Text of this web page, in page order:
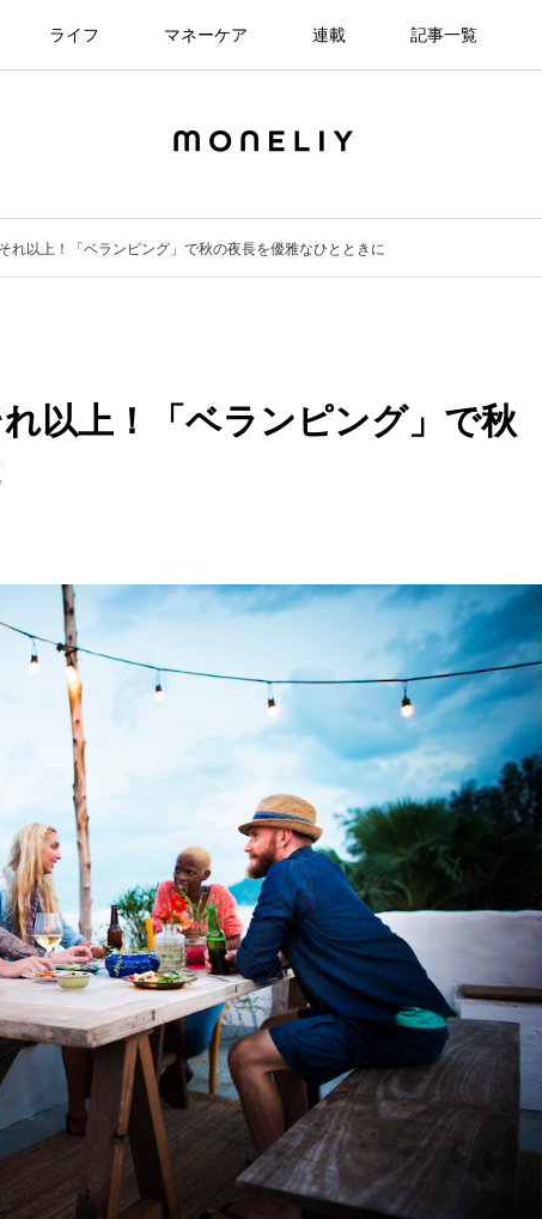
ライフ マネーケア 連載 記事一覧
れ以上！「ベランピング」で秋の夜長を優雅なひとときに
以上！「ベランピング」で秋